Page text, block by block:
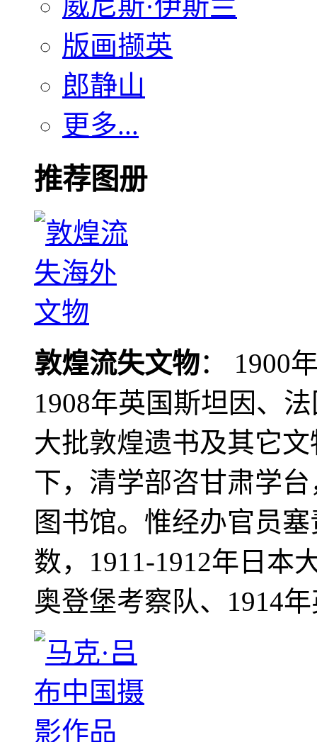
版画撷英
郎静山
更多...
推荐图册
敦煌流失文物： 1900
1908年英国斯坦因、
大批敦煌遗书及其它
下，清学部咨甘肃学
图书馆。惟经办官员
数，1911-1912年日本
奥登堡考察队、1914